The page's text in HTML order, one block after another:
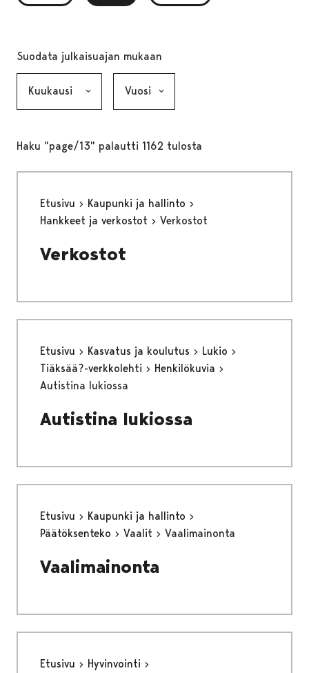
Suodata julkaisuajan mukaan
Haku "page/13" palautti 1162 tulosta
Etusivu
Kaupunki ja hallinto
Hankkeet ja verkostot
Verkostot
Verkostot
Etusivu Kasvatus ja koulutus
Lukio
Tiäksää?-verkkolehti
Henkilökuvia
Autistina lukiossa
Autistina lukiossa
Etusivu
Kaupunki ja hallinto
Päätöksenteko
Vaalit Vaalimainonta
Vaalimainonta
Etusivu
Hyvinvointi